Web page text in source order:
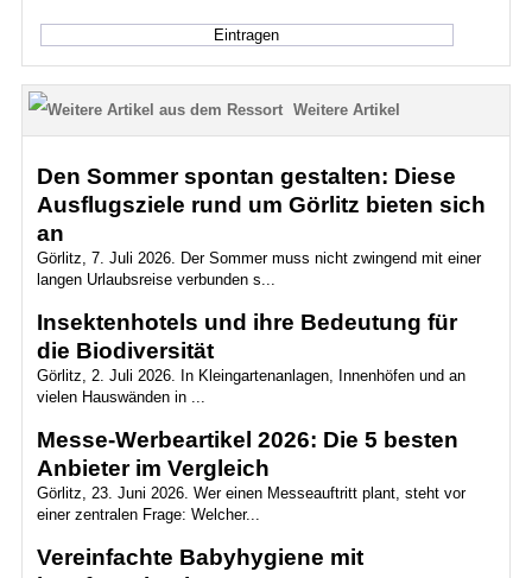
Weitere Artikel
Den Sommer spontan gestalten: Diese
Ausflugsziele rund um Görlitz bieten sich
an
Görlitz, 7. Juli 2026. Der Sommer muss nicht zwingend mit einer
langen Urlaubsreise verbunden s...
Insektenhotels und ihre Bedeutung für
die Biodiversität
Görlitz, 2. Juli 2026. In Kleingartenanlagen, Innenhöfen und an
vielen Hauswänden in ...
Messe-Werbeartikel 2026: Die 5 besten
Anbieter im Vergleich
Görlitz, 23. Juni 2026. Wer einen Messeauftritt plant, steht vor
einer zentralen Frage: Welcher...
Vereinfachte Babyhygiene mit